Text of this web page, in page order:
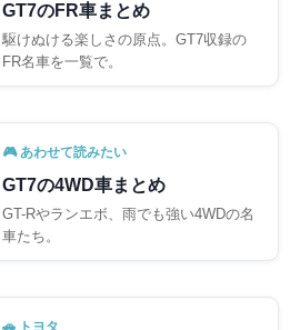
GT7のFR車まとめ
駆けぬける楽しさの原点。GT7収録の
FR名車を一覧で。
🎮 あわせて読みたい
GT7の4WD車まとめ
GT-Rやランエボ、雨でも強い4WDの名
車たち。
🚗 トヨタ